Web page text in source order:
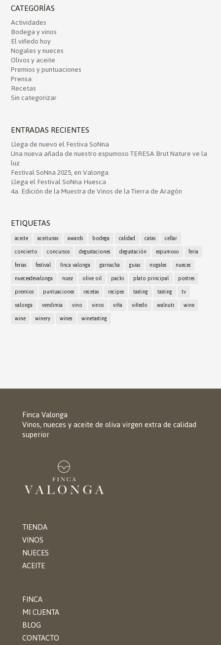
CATEGORÍAS
Actividades
Bodega y vinos
El viñedo hoy
Nogales y nueces
Olivos y aceite
Premios y puntuaciones
Prensa
Recetas
Sin categorizar
ENTRADAS RECIENTES
Llega de nuevo el Festiva SoNna
Una nueva añada de nuestro espumoso TERESA Brut Nature ve la
luz
Festival SoNna 2025, en Valonga
Llega el Festival SoNna Huesca
4a. Edición de la Muestra de Vinos de la Tierra de Aragón
ETIQUETAS
aceite aceitunas awards bodega calidad catas
cellar
concierto
concursos degustaciones degustación espumoso
feria
ferias
festival finca valonga garnacha guias nogales
nueces
nuecesdevalonga
nuez olive oil packs plato principal
postres
premios
puntuaciones recetas recipes tasting tasting
tv
valonga
vendimia vino vinos viña viñedo walnuts
wine
wine
winery wines winetasting
Finca Valonga
Vinos, nueces y aceite de oliva virgen extra de calidad
superior
TIENDA
VINOS
NUECES
ACEITE
FINCA
MI CUENTA
BLOG
CONTACTO